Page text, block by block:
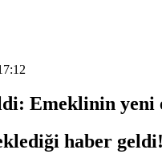
Emeklinin
haber